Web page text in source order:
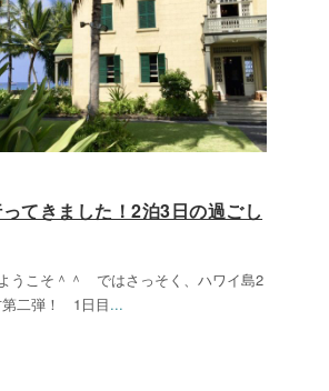
てきました！2泊3日の過ごし
うこそ＾＾ ではさっそく、ハワイ島2
第二弾！ 1日目...